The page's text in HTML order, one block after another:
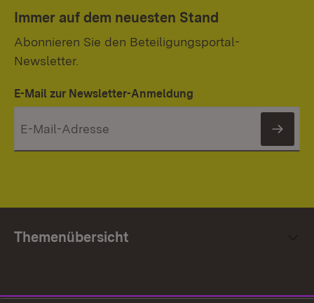
Immer auf dem neuesten Stand
Abonnieren Sie den Beteiligungsportal-
Newsletter.
E-Mail zur Newsletter-Anmeldung
Themenübersicht